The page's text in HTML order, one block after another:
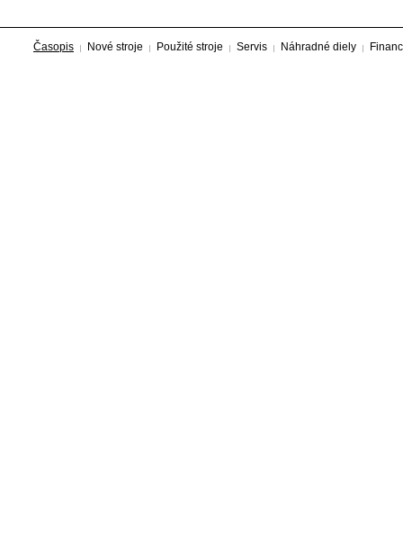
Časopis Nové stroje Použité stroje Servis Náhradné diely